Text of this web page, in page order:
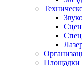
Площадки